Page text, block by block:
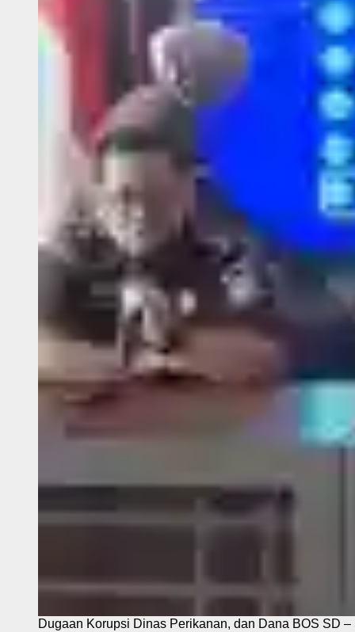
Dugaan Korupsi Dinas Perikanan, dan Dana BOS SD